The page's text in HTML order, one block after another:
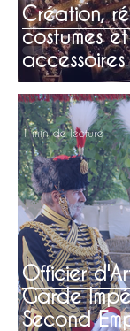
Création,
costumes
accessoires
Officier
Garde
Second
1 min de lecture